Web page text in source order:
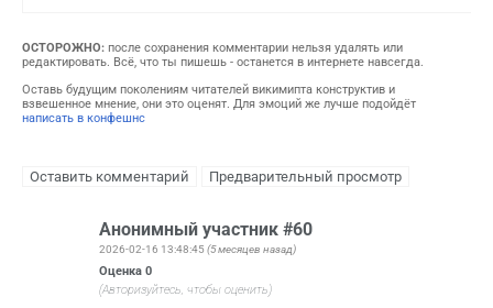
ОСТОРОЖНО: после сохранения комментарии нельзя удалять или
редактировать. Всё, что ты пишешь - останется в интернете навсегда.
Оставь будущим поколениям читателей викимипта конструктив и
взвешенное мнение, они это оценят. Для эмоций же лучше подойдёт
написать в конфешнс
Анонимный участник #60
2026-02-16 13:48:45 (5 месяцев назад)
Оценка 0
(Авторизуйтесь, чтобы оценить)